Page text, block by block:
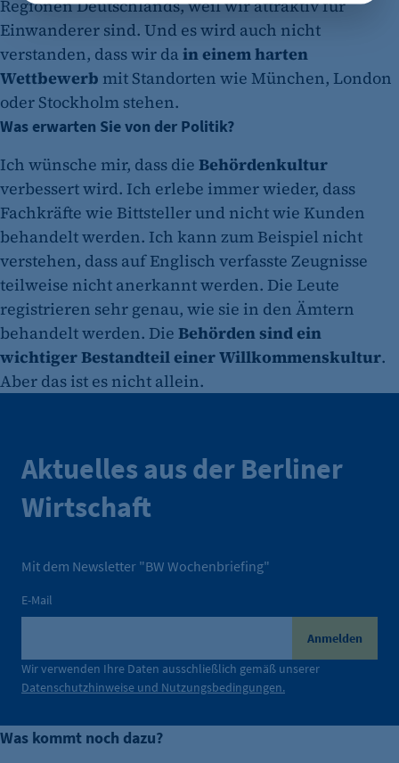
etracker GmbH
Opt-In Cookie speichert die Entscheidung des
Besuchers, wenn auf der Seite des Kunden das
Tracking Opt-In ausgespielt wird. Wird auch
für ein eventuelles Opt-Out verwendet.
Cookie Laufzeit:
"no" - 50 Jahre "yes" - 480 Tage
fe_typo_user
Name:
fe_typo_user
Anbieter:
CMS TYPO3
Zweck:
Session-Cookie für die Verwaltung von
Cookie Laufzeit:
Session
Name:
Dieser Cookie speichert die ausgewählten
Einverständnis-Optionen des Benutzers
1 Jahr
Regionen Deutschlands, weil wir attraktiv für
Einwanderer sind. Und es wird auch nicht
verstanden, dass wir dain einem harten
Wettbewerb mit Standorten wie München, London
oder Stockholm stehen.
Was erwarten Sie von der Politik?
Ich wünsche mir, dass die Behördenkultur
verbessert wird. Ich erlebe immer wieder, dass
Fachkräfte wie Bittsteller und nicht wie Kunden
behandelt werden. Ich kann zum Beispiel nicht
verstehen, dass auf Englisch verfasste Zeugnisse
teilweise nicht anerkannt werden. Die Leute
registrieren sehr genau, wie sie in den Ämtern
behandelt werden. Die Behörden sind ein
wichtiger Bestandteil einer Willkommenskultur.
Aber das ist es nicht allein.
Aktuelles aus der Berliner
Wirtschaft
Mit dem Newsletter "BW Wochenbriefing"
E-Mail
Anmelden
Wir verwenden Ihre Daten ausschließlich gemäß unserer
Datenschutzhinweise und Nutzungsbedingungen.
Was kommt noch dazu?